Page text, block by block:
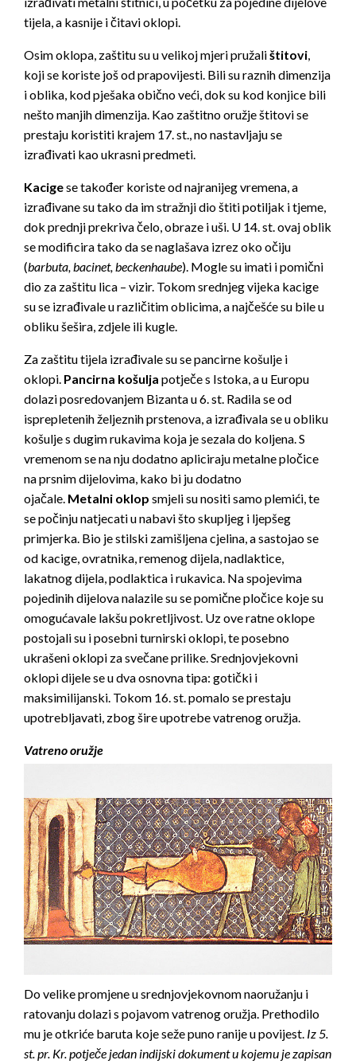
tijela, a kasnije i čitavi oklopi.
Osim oklopa, zaštitu su u velikoj mjeri pružalištitovi,
koji se koriste još od prapovijesti. Bili su raznih dimenzija
i oblika, kod pješaka obično veći, dok su kod konjice bili
nešto manjih dimenzija. Kao zaštitno oružje štitovi se
prestaju koristiti krajem 17. st., no nastavljaju se
izrađivati kao ukrasni predmeti.
Kacigese također koriste od najranijeg vremena, a
izrađivane su tako da im stražnji dio štiti potiljak i tjeme,
dok prednji prekriva čelo, obraze i uši. U 14. st. ovaj oblik
se modificira tako da se naglašava izrez oko očiju
(barbuta, bacinet, beckenhaube). Mogle su imati i pomični
dio za zaštitu lica – vizir. Tokom srednjeg vijeka kacige
su se izrađivale u različitim oblicima, a najčešće su bile u
obliku šešira, zdjele ili kugle.
Za zaštitu tijela izrađivale su se pancirne košulje i
oklopi. Pancirna košulja potječe s Istoka, a u Europu
dolazi posredovanjem Bizanta u 6. st. Radila se od
isprepletenih željeznih prstenova, a izrađivala se u obliku
košulje s dugim rukavima koja je sezala do koljena. S
vremenom se na nju dodatno apliciraju metalne pločice
na prsnim dijelovima, kako bi ju dodatno
ojačale. Metalni oklop smjeli su nositi samo plemići, te
se počinju natjecati u nabavi što skupljeg i ljepšeg
primjerka. Bio je stilski zamišljena cjelina, a sastojao se
od kacige, ovratnika, remenog dijela, nadlaktice,
lakatnog dijela, podlaktica i rukavica. Na spojevima
pojedinih dijelova nalazile su se pomične pločice koje su
omogućavale lakšu pokretljivost. Uz ove ratne oklope
postojali su i posebni turnirski oklopi, te posebno
ukrašeni oklopi za svečane prilike. Srednjovjekovni
oklopi dijele se u dva osnovna tipa: gotički i
maksimilijanski. Tokom 16. st. pomalo se prestaju
upotrebljavati, zbog šire upotrebe vatrenog oružja.
Vatreno oružje
Do velike promjene u srednjovjekovnom naoružanju i
ratovanju dolazi s pojavom vatrenog oružja. Prethodilo
mu je otkriće baruta koje seže puno ranije u povijest. Iz 5.
st. pr. Kr. potječe jedan indijski dokument u kojemu je zapisan